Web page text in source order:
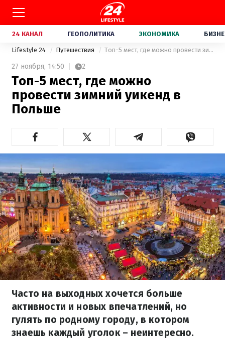
24 КАНАЛ ГЕОПОЛИТИКА ЭКОНОМИКА
Lifestyle 24 Путешествия Топ-5 мест, где можно провести зимний уикенд в Польше
27 ноября, 14:50 2
Топ-5 мест, где можно
провести зимний уикенд в
Польше
Часто на выходных хочется больше
активности и новых впечатлений, но
гулять по родному городу, в котором
знаешь каждый уголок – неинтересно.